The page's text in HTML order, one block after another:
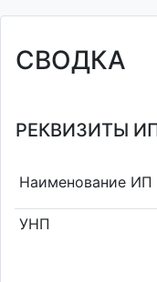
СВОДКА
РЕКВИЗИТЫ
Наименование ИП
УНП